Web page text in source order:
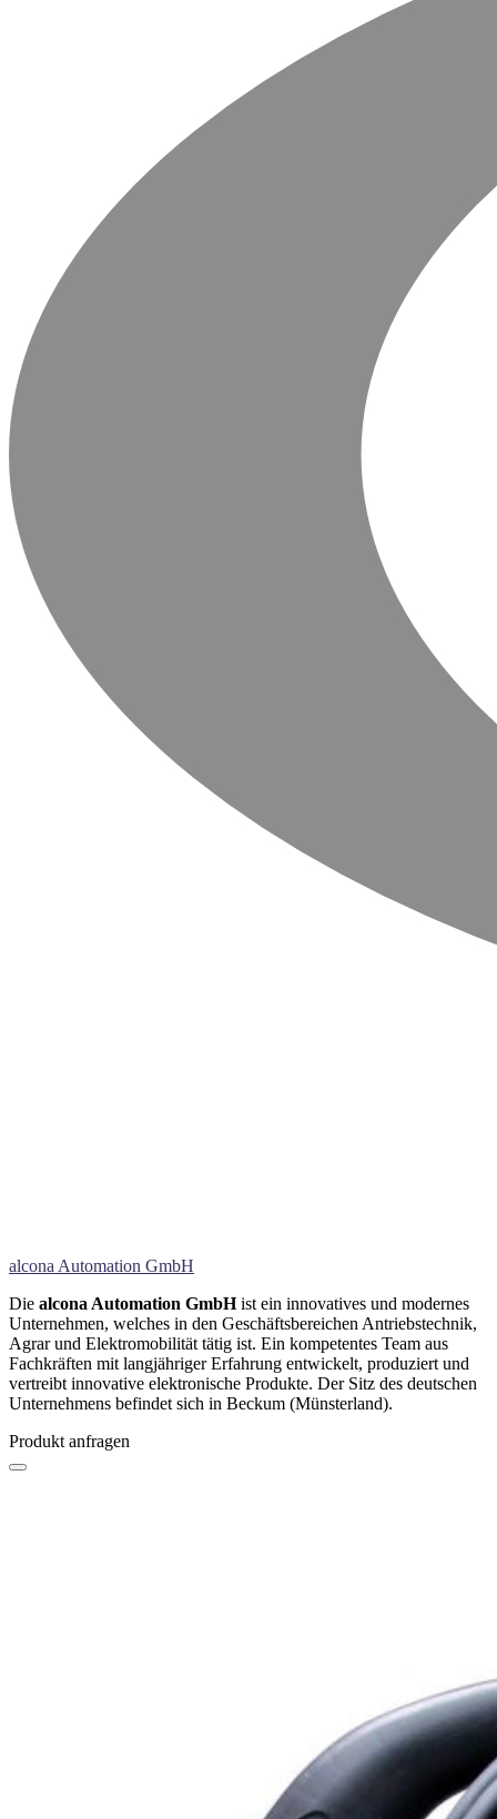
alcona Automation GmbH
Die alcona Automation GmbHist ein innovatives und modernes
Unternehmen, welches in den Geschäftsbereichen Antriebstechnik,
Agrar und Elektromobilität tätig ist. Ein kompetentes Team aus
Fachkräften mit langjähriger Erfahrung entwickelt, produziert und
vertreibt innovative elektronische Produkte. Der Sitz des deutschen
Unternehmens befindet sich in Beckum (Münsterland).
Produkt anfragen